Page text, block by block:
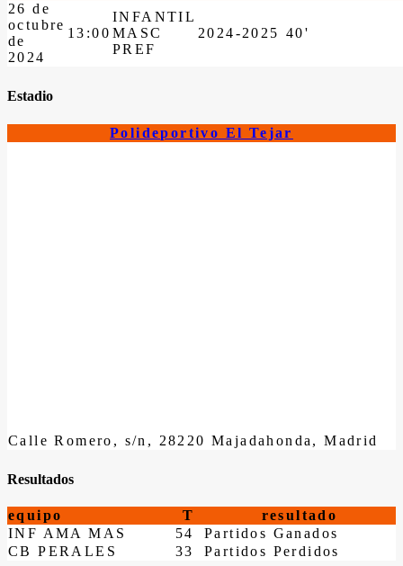
26 de
octubre
de
2024
13:00
INFANTIL
MASC
PREF
2024-2025 40'
Estadio
Polideportivo El Tejar
Calle Romero, s/n, 28220 Majadahonda, Madrid
Resultados
equipo T
resultado
INF AMA MAS
54
Partidos Ganados
CB PERALES
33 Partidos Perdidos